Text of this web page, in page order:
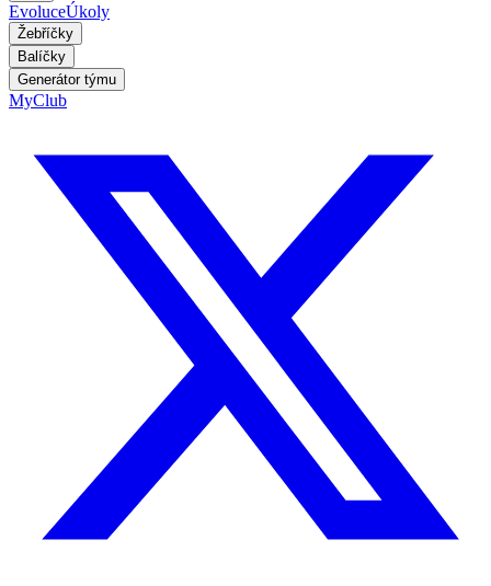
EvoluceÚkoly
Žebříčky
Balíčky
Generátor týmu
MyClub